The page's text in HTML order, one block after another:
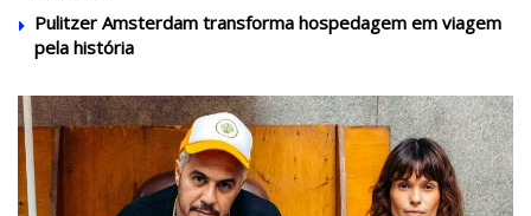
Pulitzer Amsterdam transforma hospedagem em viagem
pela história